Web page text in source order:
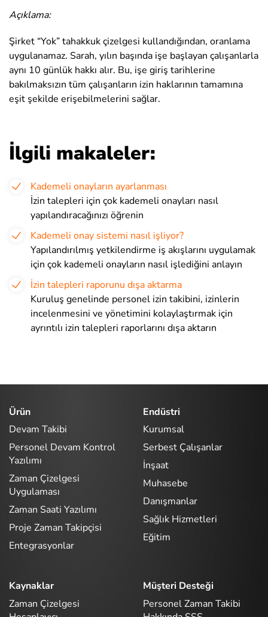
Açıklama:
Şirket “Yok” tahakkuk çizelgesi kullandığından, oranlama
uygulanamaz. Sarah, yılın başında işe başlayan çalışanlarla
aynı 10 günlük hakkı alır. Bu, işe giriş tarihlerine
bakılmaksızın tüm çalışanların izin haklarının tamamına
eşit şekilde erişebilmelerini sağlar.
İlgili makaleler:
Kademeli onayların ayarlanması
İzin talepleri için çok kademeli onayları nasıl
yapılandıracağınızı öğrenin
Kademeli onay sistemi nasıl işliyor?
Yapılandırılmış yetkilendirme iş akışlarını uygulamak
için çok kademeli onayların nasıl işlediğini anlayın
İzin talepleri raporunu dışa aktarma
Kuruluş genelinde personel izin takibini, izinlerin
incelenmesini ve yönetimini kolaylaştırmak için
ayrıntılı izin talepleri raporlarını dışa aktarın
Ürün
Devam Takibi
Personel Devam Kontrol
Yazılımı
Zaman Çizelgesi
Uygulaması
Zaman Saati Yazılımı
Proje Zaman Takipçisi
Entegrasyonlar
Endüstri
Kurumsal
Serbest Çalışanlar
İnşaat
Muhasebe
Danışmanlar
Sağlık Hizmetleri
Eğitim
Kaynaklar
Zaman Çizelgesi
Müşteri Desteği
Personel Zaman Takibi